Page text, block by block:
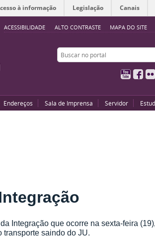
ACESSIBILIDADE ALTO CONTRASTE MAPA DO SITE
à informação Legislação Canais
Buscar no portal
YouTube
Endereços Sala de Imprensa Servidor
Integração que ocorre na sexta-feira
saindo do JU.